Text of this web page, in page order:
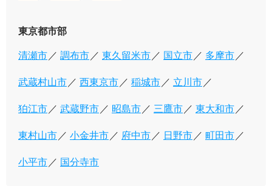
東京都市部
清瀬市 調布市 東久留米市 国立市 多摩市
武蔵村山市 西東京市 稲城市 立川市
狛江市 武蔵野市 昭島市 三鷹市 東大和市
東村山市 小金井市 府中市 日野市 町田市
小平市 国分寺市